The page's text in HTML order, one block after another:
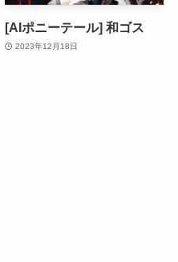
[AIポニーテール] 和ゴス
2023年12月18日